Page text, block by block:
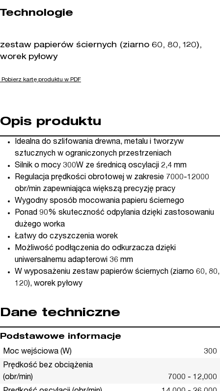
Technologie
zestaw papierów ściernych (ziarno 60, 80, 120),
worek pyłowy
Pobierz kartę produktu w PDF
Opis produktu
Idealna do szlifowania drewna, metalu i tworzyw
sztucznych w ograniczonych przestrzeniach
Silnik o mocy 300W ze średnicą oscylacji 2,4 mm
Regulacja prędkości obrotowej w zakresie 7000-12000
obr/min zapewniająca większą precyzję pracy
Wygodny sposób mocowania papieru ściernego
Ponad 90% skuteczność odpylania dzięki zastosowaniu
dużego worka
Łatwy do czyszczenia worek
Możliwość podłączenia do odkurzacza dzięki
uniwersalnemu adapterowi 36 mm
W wyposażeniu zestaw papierów ściernych (ziarno 60, 80,
120), worek pyłowy
Dane techniczne
Podstawowe informacje
Moc wejściowa (W)
300
Prędkość bez obciążenia
(obr/min)
7000 - 12,000